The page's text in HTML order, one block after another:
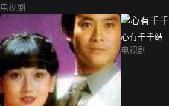
电视剧
心有千千结
电视剧